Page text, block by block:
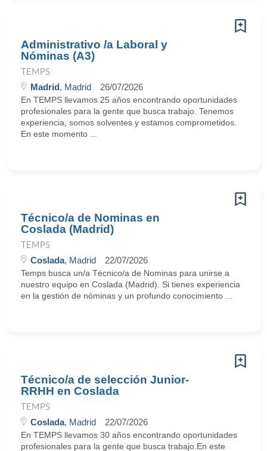
Administrativo /a Laboral y
Nóminas (A3)
TEMPS
Madrid, Madrid 26/07/2026
En TEMPS llevamos 25 años encontrando oportunidades
profesionales para la gente que busca trabajo. Tenemos
experiencia, somos solventes y estamos comprometidos.
En este momento ...
Técnico/a de Nominas en
Coslada (Madrid)
TEMPS
Coslada, Madrid 22/07/2026
Temps busca un/a Técnico/a de Nominas para unirse a
nuestro equipo en Coslada (Madrid). Si tienes experiencia
en la gestión de nóminas y un profundo conocimiento ...
Técnico/a de selección Junior-
RRHH en Coslada
TEMPS
Coslada, Madrid 22/07/2026
En TEMPS llevamos 30 años encontrando oportunidades
profesionales para la gente que busca trabajo.En este